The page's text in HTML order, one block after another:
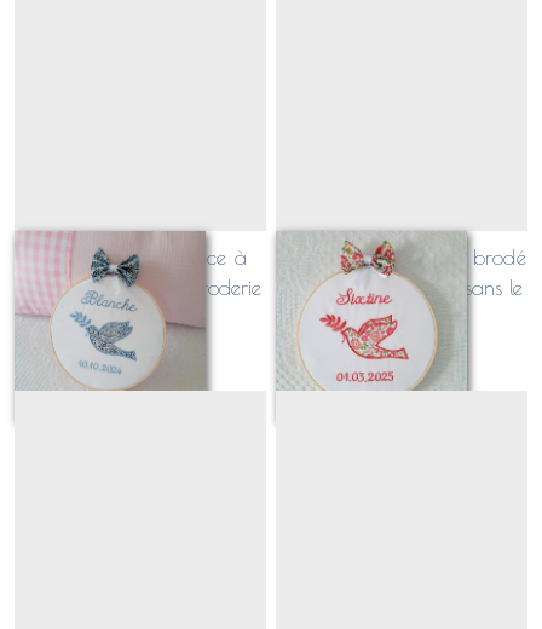
tambour de naissance à
personnaliser avec broderie
À partir de 38€
tambour de baptême brodé
COLOMBE (avec ou sans le
support de médaille)
À partir de 38